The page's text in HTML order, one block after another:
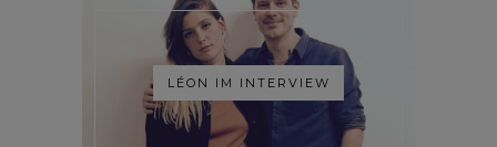
LÉON IM INTERVIEW